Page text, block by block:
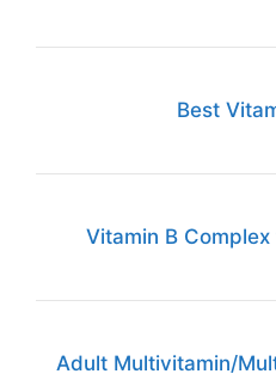
Best
Vitamin B
Adult Multivitamin/